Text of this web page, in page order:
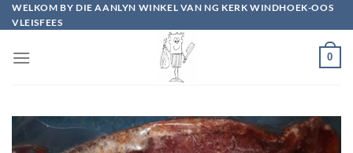
Skip
to
WELKOM BY DIE AANLYN WINKEL VAN NG KERK WINDHOEK-OOS
VLEISFEES
0